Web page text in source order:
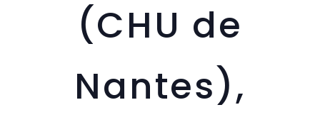
(CHU de
Nantes),